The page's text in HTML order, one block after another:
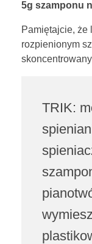
n
i
5g szamponu
Pamiętajcie, że
rozpienionym
TRIK: